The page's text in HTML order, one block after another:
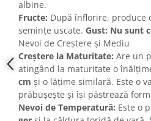
albine.
Fructe: După înflorire, produce
semințe uscate. Gust: Nu sunt
Nevoi de Creștere și Mediu
Creștere la Maturitate: Are un
atingând la maturitate o
cm și o lățime similară. Este o
prăbușește și își păstrează
Nevoi de Temperatură: Este o